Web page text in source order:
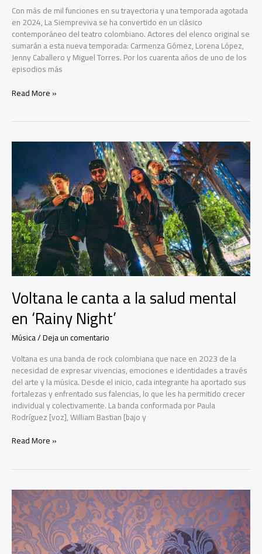
Con más de mil funciones en su trayectoria y una temporada agotada
en 2024, La Siempreviva se ha convertido en un clásico
contemporáneo del teatro colombiano. Actores del elenco original se
sumarán a esta nueva temporada: Carmenza Gómez, Lorena López,
Jenny Caballero y Miguel Torres. Por los cuarenta años de uno de los
episodios más
La
Los
toma
y
retoma
del
Palacio
de
Justicia
Read More »
Voltana le canta a la salud mental
en ‘Rainy Night’
Música/Deja un comentario
Voltana es una banda de rock colombiana que nace en 2023 de la
necesidad de expresar vivencias, emociones e identidades a través
del arte y la música. Desde el inicio, cada integrante ha aportado sus
fortalezas y enfrentado sus falencias, lo que les ha permitido crecer
individual y colectivamente. La banda conformada por Paula
Rodríguez [voz], William Bastian [bajo y
Voltana
la
salud
mental
en
‘Rainy
Night’
Read More »